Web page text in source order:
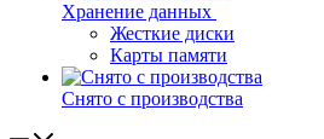
Хранение данных
Жесткие диски
Карты памяти
Снято с производства